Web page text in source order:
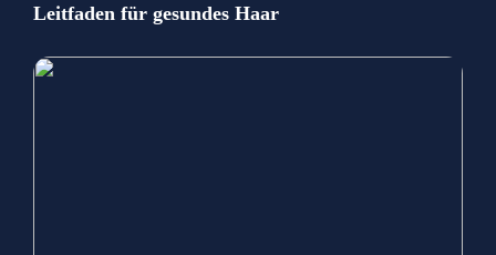
Leitfaden für gesundes Haar